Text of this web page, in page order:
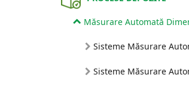
Măsurare Automată
Sisteme Măsurare
Sisteme Măsurare